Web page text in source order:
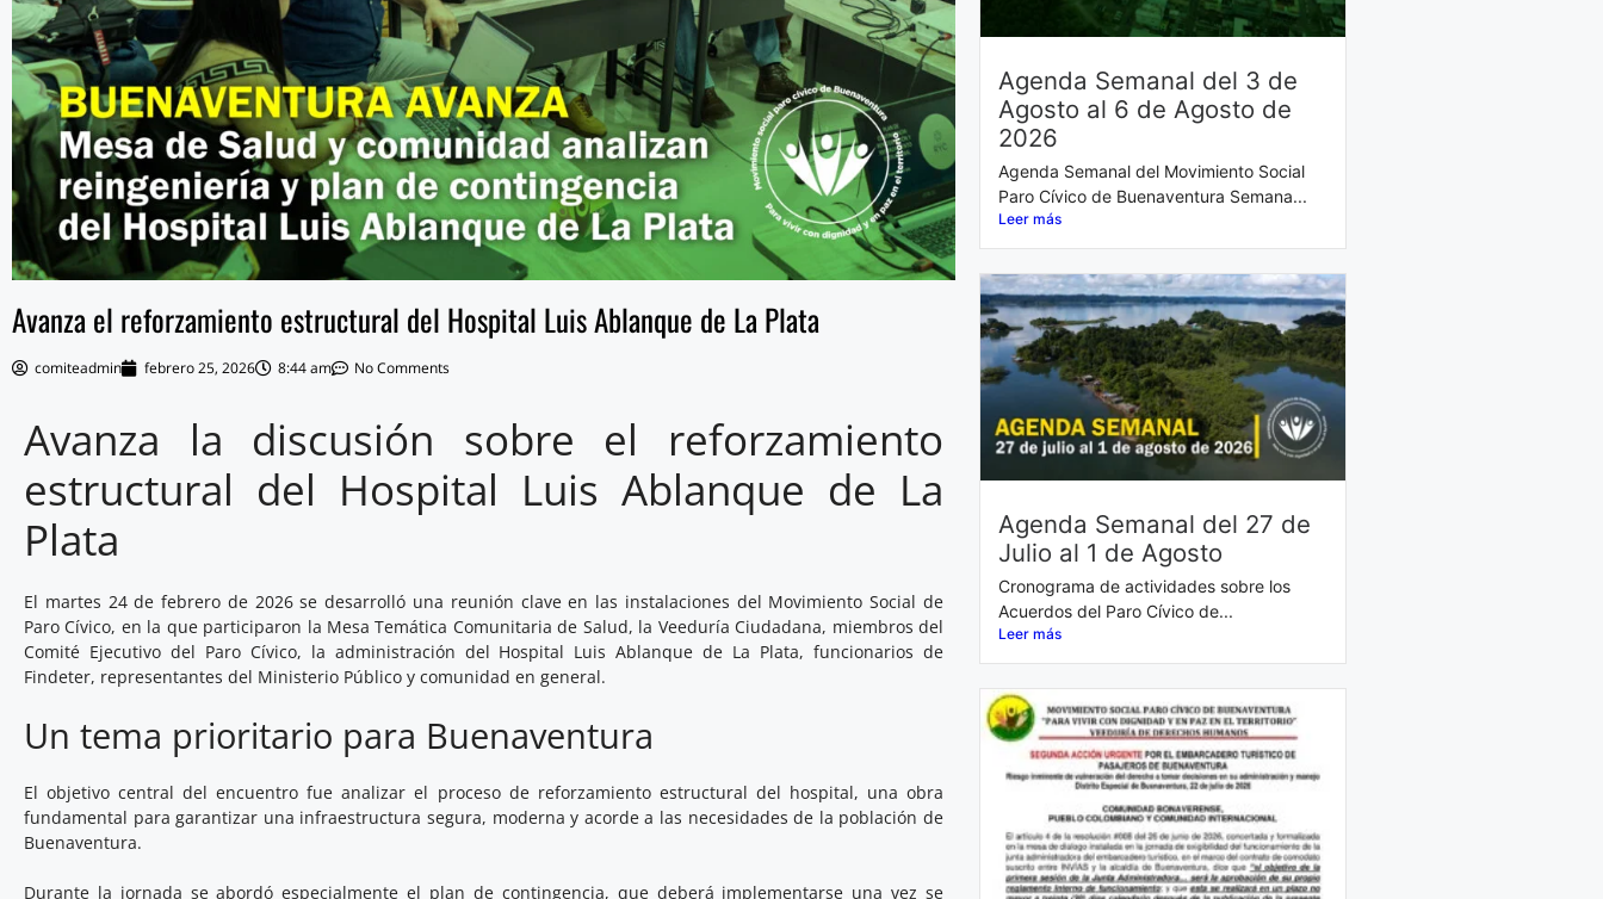
Avanza el reforzamiento estructural del Hospital Luis Ablanque de La Plata
comiteadmin febrero 25, 2026 8:44 am No Comments
Avanza la discusión sobre el reforzamiento
estructural del Hospital Luis Ablanque de La
Plata
El martes 24 de febrero de 2026 se desarrolló una reunión clave en las instalaciones del Movimiento Social de
Paro Cívico, en la que participaron la Mesa Temática Comunitaria de Salud, la Veeduría Ciudadana, miembros del
Comité Ejecutivo del Paro Cívico, la administración del Hospital Luis Ablanque de La Plata, funcionarios de
Findeter, representantes del Ministerio Público y comunidad en general.
Un tema prioritario para Buenaventura
El objetivo central del encuentro fue analizar el proceso de reforzamiento estructural del hospital, una obra
fundamental para garantizar una infraestructura segura, moderna y acorde a las necesidades de la población de
Buenaventura.
Durante la jornada se abordó especialmente el plan de contingencia, que deberá implementarse una vez se
Agenda Semanal del 3 de
Agosto al 6 de Agosto de
2026
Agenda Semanal del Movimiento Social
Paro Cívico de Buenaventura Semana...
Leer más
Agenda Semanal del 27 de
Julio al 1 de Agosto
Cronograma de actividades sobre los
Acuerdos del Paro Cívico de...
Leer más